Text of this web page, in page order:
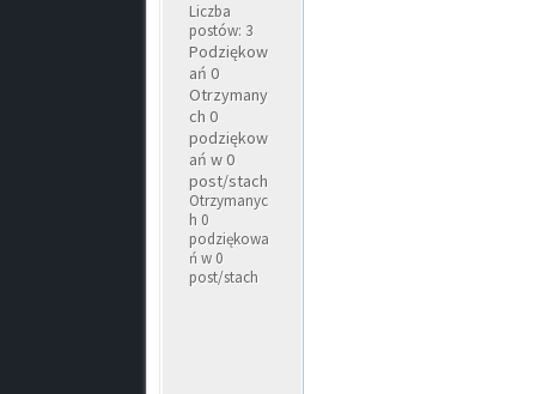
Liczba
postów: 3
Podziękow
ań 0
Otrzymany
ch 0
podziękow
ań w 0
post/stach
Otrzymanyc
h 0
podziękowa
ń w 0
post/stach